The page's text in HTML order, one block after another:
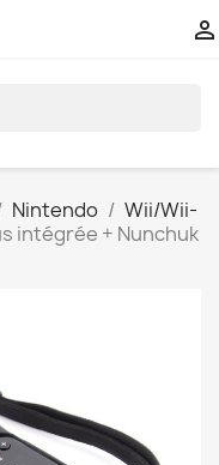

Nintendo
Wii/Wii-
intégrée + Nunchuk